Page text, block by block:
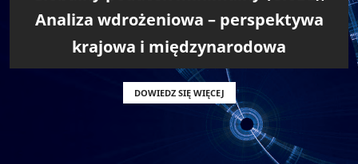
Analiza wdrożeniowa – perspektywa
krajowa i międzynarodowa
DOWIEDZ SIĘ WIĘCEJ